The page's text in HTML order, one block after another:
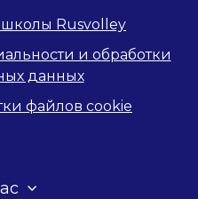
Rusvolley
и обработки
данных
файлов cookie